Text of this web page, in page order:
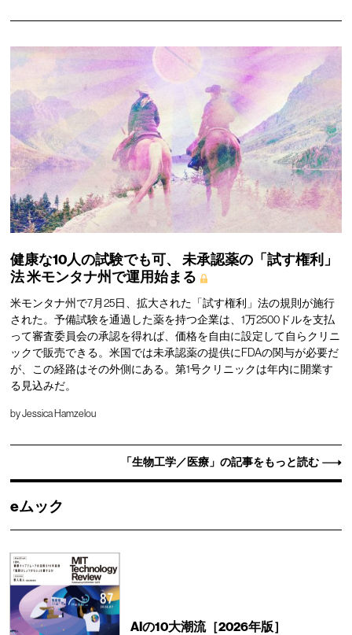
健康な10人の試験でも可、
未承認薬の「試す権利」
法米モンタナ州で運用始まる
米モンタナ州で7月25日、拡大された「試す権利」法の規則が施行
された。予備試験を通過した薬を持つ企業は、1万2500ドルを支払
って審査委員会の承認を得れば、価格を自由に設定して自らクリニ
ックで販売できる。米国では未承認薬の提供にFDAの関与が必要だ
が、この経路はその外側にある。第1号クリニックは年内に開業す
る見込みだ。
byJessica Hamzelou
「生物工学／医療」の記事をもっと読む
eムック
AIの10大潮流［2026年版］